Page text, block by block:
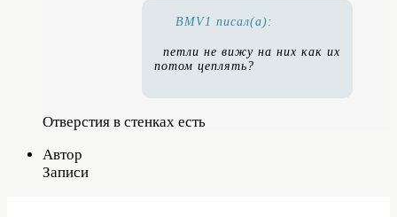
BMV1 писал(а):
петли не вижу на них как их
потом цеплять?
Отверстия в стенках есть
Автор
Записи